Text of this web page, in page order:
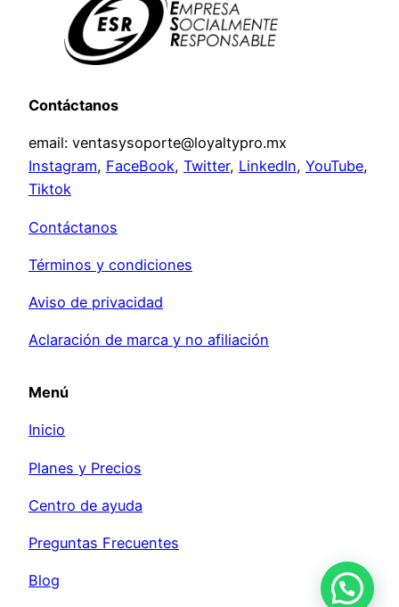
Contáctanos
email: ventasysoporte@loyaltypro.mx
Instagram, FaceBook, Twitter, LinkedIn, YouTube,
Tiktok
Contáctanos
Términos y condiciones
Aviso de privacidad
Aclaración de marca y no afiliación
Menú
Inicio
Planes y Precios
Centro de ayuda
Preguntas Frecuentes
Blog